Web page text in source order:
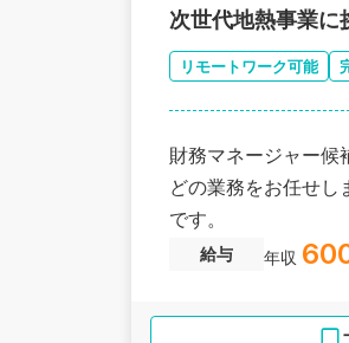
次世代地熱事業に
リモートワーク可能
財務マネージャー候
どの業務をお任せし
です。
給与 年収